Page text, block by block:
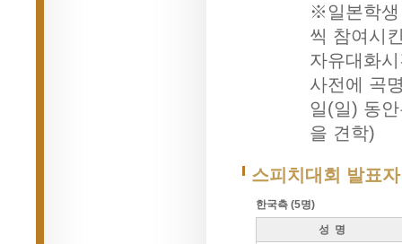
※일본학생
씩 참여시
자유대화
사전에 곡
일(일) 동
을 견학)
스피치대회 발표자
한국측 (5명)
성 명